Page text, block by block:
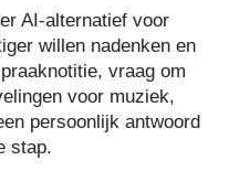
AI-alternatief voor
willen nadenken en
vraag om
voor muziek,
persoonlijk antwoord
stap.